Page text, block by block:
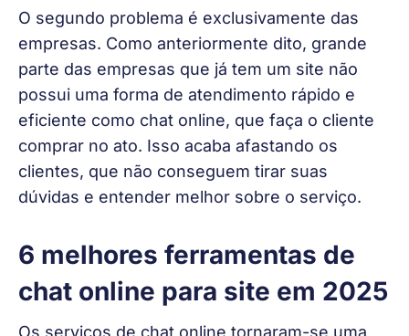
O segundo problema é exclusivamente das
empresas. Como anteriormente dito, grande
parte das empresas que já tem um site não
possui uma forma de atendimento rápido e
eficiente como chat online, que faça o cliente
comprar no ato. Isso acaba afastando os
clientes, que não conseguem tirar suas
dúvidas e entender melhor sobre o serviço.
6 melhores ferramentas de
chat online para site em 2025
Os serviços de chat online tornaram-se uma